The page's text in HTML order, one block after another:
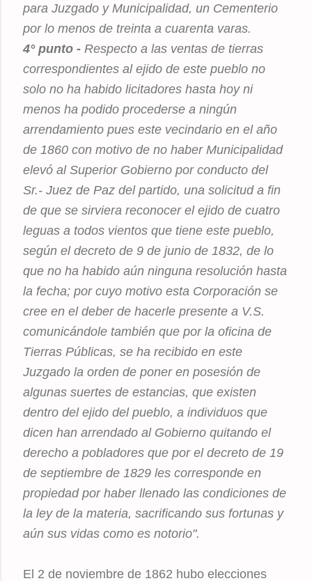
para Juzgado y Municipalidad, un Cementerio
por lo menos de treinta a cuarenta varas.
4° punto - Respecto a las ventas de tierras
correspondientes al ejido de este pueblo no
solo no ha habido licitadores hasta hoy ni
menos ha podido procederse a ningún
arrendamiento pues este vecindario en el año
de 1860 con motivo de no haber Municipalidad
elevó al Superior Gobierno por conducto del
Sr.- Juez de Paz del partido, una solicitud a fin
de que se sirviera reconocer el ejido de cuatro
leguas a todos vientos que tiene este pueblo,
según el decreto de 9 de junio de 1832, de lo
que no ha habido aún ninguna resolución hasta
la fecha; por cuyo motivo esta Corporación se
cree en el deber de hacerle presente a V.S.
comunicándole también que por la oficina de
Tierras Públicas, se ha recibido en este
Juzgado la orden de poner en posesión de
algunas suertes de estancias, que existen
dentro del ejido del pueblo, a individuos que
dicen han arrendado al Gobierno quitando el
derecho a pobladores que por el decreto de 19
de septiembre de 1829 les corresponde en
propiedad por haber llenado las condiciones de
la ley de la materia, sacrificando sus fortunas y
aún sus vidas como es notorio".
El 2 de noviembre de 1862 hubo elecciones